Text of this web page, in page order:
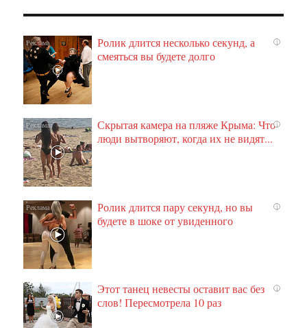
i
Ролик длится несколько секунд, а
смеяться вы будете долго
i
Скрытая камера на пляже Крыма: Что
люди вытворяют, когда их не видят...
i
Ролик длится пару секунд, но вы
будете в шоке от увиденного
i
Этот танец невесты оставит вас без
слов! Пересмотрела 10 раз